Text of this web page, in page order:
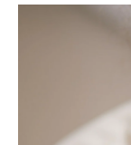
moda & ljepota